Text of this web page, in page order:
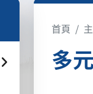
首頁
多